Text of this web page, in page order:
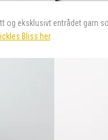
og eksklusivt entrådet garn
Bliss her.